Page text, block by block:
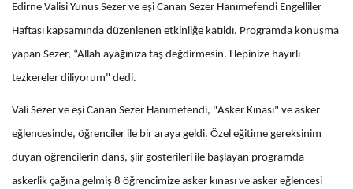
Edirne Valisi Yunus Sezer ve eşi Canan Sezer Hanımefendi Engelliler
Haftası kapsamında düzenlenen etkinliğe katıldı. Programda konuşma
yapan Sezer, “Allah ayağınıza taş değdirmesin. Hepinize hayırlı
tezkereler diliyorum" dedi.
Vali Sezer ve eşi Canan Sezer Hanımefendi, "Asker Kınası" ve asker
eğlencesinde, öğrenciler ile bir araya geldi. Özel eğitime gereksinim
duyan öğrencilerin dans, şiir gösterileri ile başlayan programda
askerlik çağına gelmiş 8 öğrencimize asker kınası ve asker eğlencesi